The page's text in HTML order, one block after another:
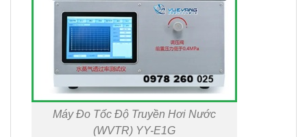
Máy Đo Tốc Độ Truyền Hơi Nước
(WVTR) YY-E1G